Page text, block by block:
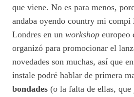
que viene. No es para menos,
andaba oyendo country mi compi
Londres en un workshop europeo
organizó para promocionar el
novedades son muchas, así que
instale podré hablar de primera
bondades (o la falta de ellas, que